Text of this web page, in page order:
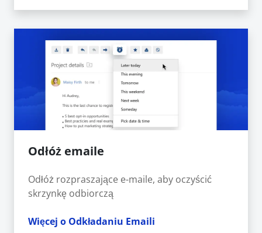
Odłóż emaile
Odłóż rozpraszające e-maile, aby oczyścić
skrzynkę odbiorczą
Więcej o Odkładaniu Emaili